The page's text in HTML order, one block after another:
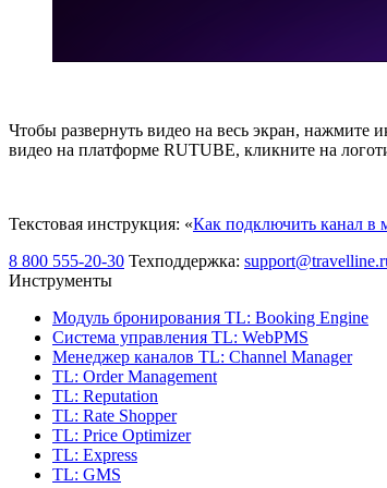
Чтобы развернуть видео на весь экран,
видео на платформе RUTUBE, кликните на
Текстовая инструкция: «Как подключить канал в
8 800 555-20-30 Техподдержка:
Инструменты
Модуль бронирования TL: Booking Engine
Система управления TL: WebPMS
Менеджер каналов TL: Channel Manager
TL: Order Management
TL: Reputation
TL: Rate Shopper
TL: Price Optimizer
TL: Express
TL: GMS